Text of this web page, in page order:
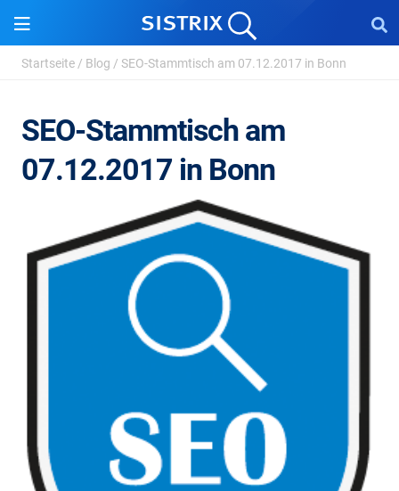
Startseite / Blog / SEO-Stammtisch am 07.12.2017 in Bonn
SEO-Stammtisch am
07.12.2017 in Bonn